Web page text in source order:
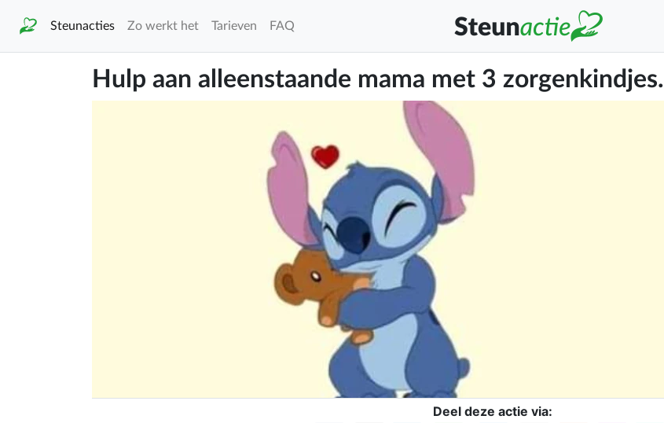
Steunacties Zo werkt het Tarieven FAQ
Hulp aan alleenstaande mama met 3 zorgenkindjes.
Deel deze actie via: